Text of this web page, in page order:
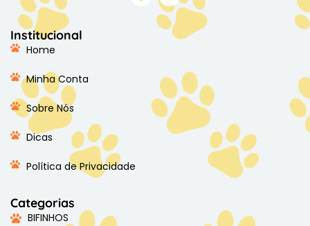
Institucional
Home
Minha Conta
Sobre Nós
Dicas
Política de Privacidade
Categorias
BIFINHOS